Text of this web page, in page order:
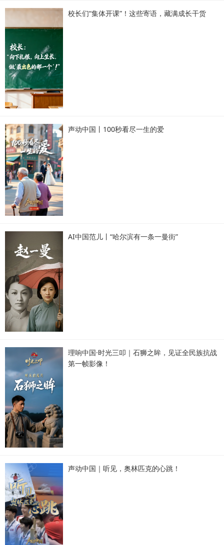
校长们“集体开课”！这些寄语，藏满成长干货
声动中国丨100秒看尽一生的爱
AI中国范儿丨“哈尔滨有一条一曼街”
理响中国·时光三叩｜石狮之眸，见证全民族抗战
第一帧影像！
声动中国｜听见，奥林匹克的心跳！